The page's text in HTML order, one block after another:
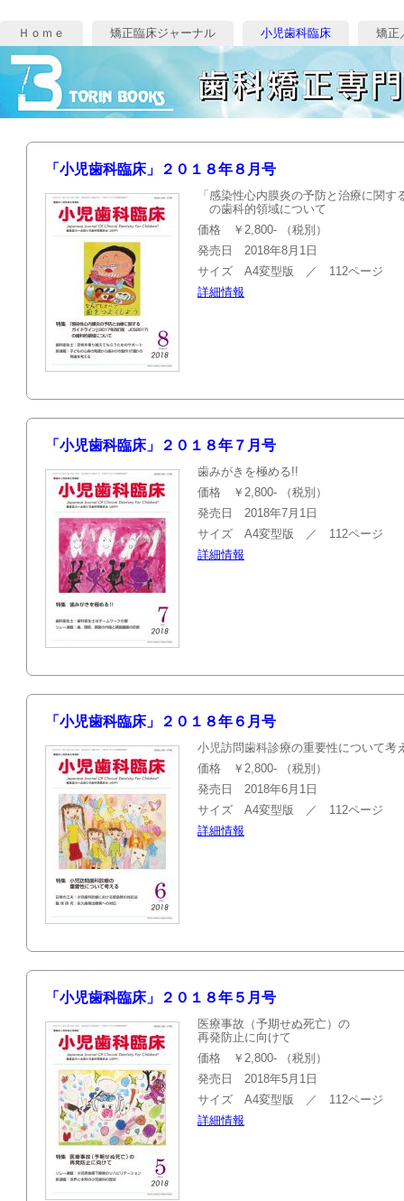
Ｈｏｍｅ 矯正臨床ジャーナル 小児歯科臨床 矯正
「小児歯科臨床」２０１８年８月号
「感染性心内膜炎の予防と治療に関
の歯科的領域について
価格 ￥2,800- （税別）
発売日 2018年8月1日
サイズ A4変型版 ／ 112ページ
詳細情報
「小児歯科臨床」２０１８年７月号
歯みがきを極める!!
価格 ￥2,800- （税別）
発売日 2018年7月1日
サイズ A4変型版 ／ 112ページ
詳細情報
「小児歯科臨床」２０１８年６月号
小児訪問歯科診療の重要性について考
価格 ￥2,800- （税別）
発売日 2018年6月1日
サイズ A4変型版 ／ 112ページ
詳細情報
「小児歯科臨床」２０１８年５月号
医療事故（予期せぬ死亡）の
再発防止に向けて
価格 ￥2,800- （税別）
発売日 2018年5月1日
サイズ A4変型版 ／ 112ページ
詳細情報